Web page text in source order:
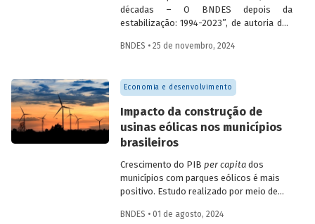
décadas – O BNDES depois da
estabilização: 1994-2023”, de autoria dos
Gilberto Borça Jr. e Letícia Magalhães,
financeiros e operacionais do Banco
referentes ao período que vai de 1994 (em
para que se compreenda melhor o
desempenho do BNDES, o estudo buscar
ser mais um veículo de prestação de
BNDES • 25 de novembro, 2024
Economia e desenvolvimento
Impacto da construção de
usinas eólicas nos municípios
brasileiros
Crescimento do PIB per capitados
municípios com parques eólicos é mais
positivo. Estudo realizado por meio de
resultados mais significativos dois a três
BNDES • 01 de agosto, 2024